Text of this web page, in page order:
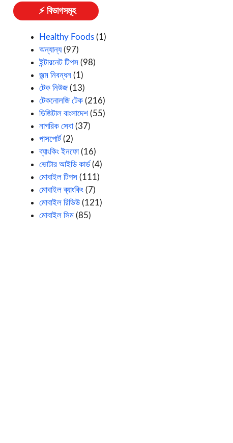
⚡ বিভাগসমূহ
Healthy Foods (1)
অন্যান্য(97)
ইন্টারনেট টিপস (98)
জন্ম নিবন্ধন (1)
টেক নিউজ(13)
টেকনোলজি টেক (216)
ডিজিটাল বাংলাদেশ (55)
নাগরিক সেবা(37)
পাসপোর্ট (2)
ব্যাংকিং ইনফো(16)
ভোটার আইডি কার্ড (4)
মোবাইল টিপস (111)
মোবাইল ব্যাংকিং (7)
মোবাইল রিভিউ (121)
মোবাইল সিম (85)